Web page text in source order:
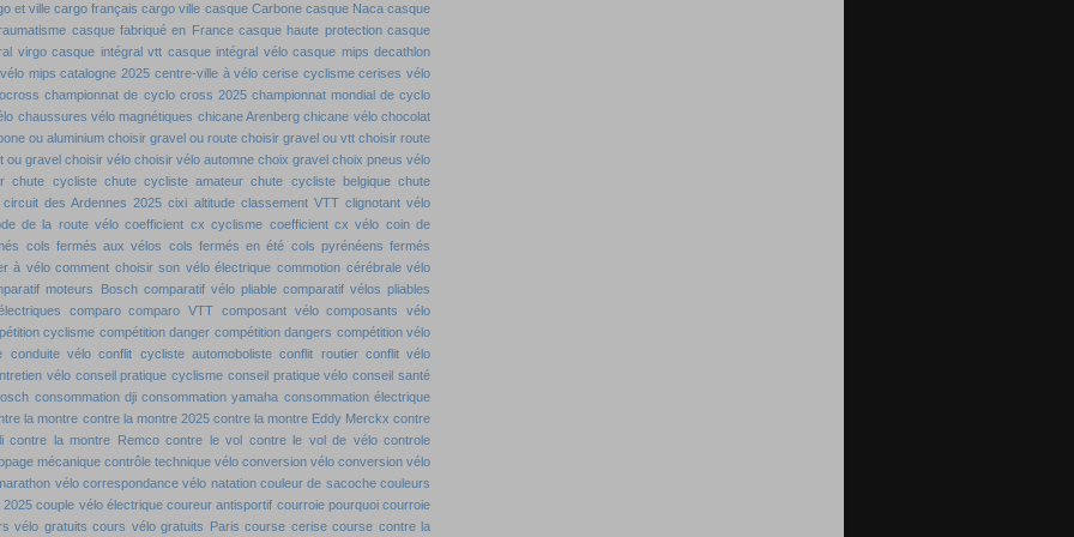
et ville cargo français cargo ville casque Carbone casque Naca casque
casque fabriqué en France casque haute protection casque
virgo casque intégral vtt casque intégral vélo casque mips decathlon
mips catalogne 2025 centre-ville à vélo cerise cyclisme cerises vélo
championnat de cyclo cross 2025 championnat mondial de cyclo
chaussures vélo magnétiques chicane Arenberg chicane vélo chocolat
ou aluminium choisir gravel ou route choisir gravel ou vtt choisir route
ou gravel choisir vélo choisir vélo automne choix gravel choix pneus vélo
chute cycliste chute cycliste amateur chute cycliste belgique chute
circuit des Ardennes 2025 cixi altitude classement VTT clignotant vélo
de la route vélo coefficient cx cyclisme coefficient cx vélo coin de
cols fermés aux vélos cols fermés en été cols pyrénéens fermés
à vélo comment choisir son vélo électrique commotion cérébrale vélo
moteurs Bosch comparatif vélo pliable comparatif vélos pliables
comparo comparo VTT composant vélo composants vélo
cyclisme compétition danger compétition dangers compétition vélo
conduite vélo conflit cycliste automoboliste conflit routier conflit vélo
vélo conseil pratique cyclisme conseil pratique vélo conseil santé
consommation dji consommation yamaha consommation électrique
la montre contre la montre 2025 contre la montre Eddy Merckx contre
contre la montre Remco contre le vol contre le vol de vélo controle
mécanique contrôle technique vélo conversion vélo conversion vélo
vélo correspondance vélo natation couleur de sacoche couleurs
2025 couple vélo électrique coureur antisportif courroie pourquoi courroie
vélo gratuits cours vélo gratuits Paris course cerise course contre la